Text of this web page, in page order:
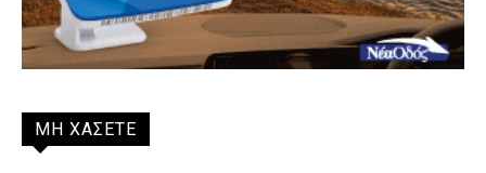
ΜΗ ΧΑΣΕΤΕ